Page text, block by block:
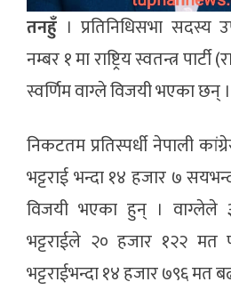
तनहुँ । प्रतिनिधिसभा सदस्य
नम्बर १ मा राष्ट्रिय स्वतन्त्र
स्वर्णिम वाग्ले विजयी भएका छन् ।
निकटतम प्रतिस्पर्धी नेपाली
भट्टराई भन्दा १४ हजार ७
विजयी भएका हुन् । वाग्लेले
भट्टराईले २० हजार १२२
भट्टराईभन्दा १४ हजार ७९६ मत